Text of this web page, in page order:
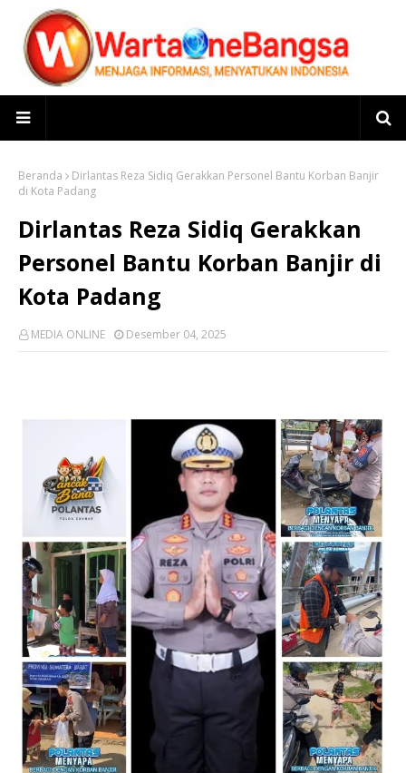
Beranda
Dirlantas Reza Sidiq Gerakkan Personel Bantu Korban Banjir
di Kota Padang
Dirlantas Reza Sidiq Gerakkan
Personel Bantu Korban Banjir di
Kota Padang
MEDIA ONLINE Desember 04, 2025